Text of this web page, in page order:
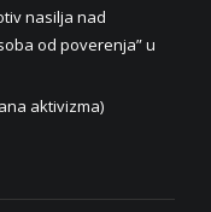
nasilja nad
od poverenja” u
aktivizma)